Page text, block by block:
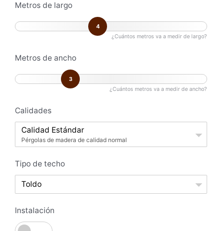
Metros de largo
4
¿Cuántos metros va a medir de largo?
Metros de ancho
3
¿Cuántos metros va a medir de ancho?
Calidades
Calidad Estándar
Pérgolas de madera de calidad normal
Tipo de techo
Toldo
Instalación